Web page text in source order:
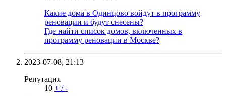
Какие дома в Одинцово войдут в программу
реновации и будут снесены?
Где найти список домов, включенных в
программу реновации в Москве?
2023-07-08, 21:13
Репутация
10 + /-